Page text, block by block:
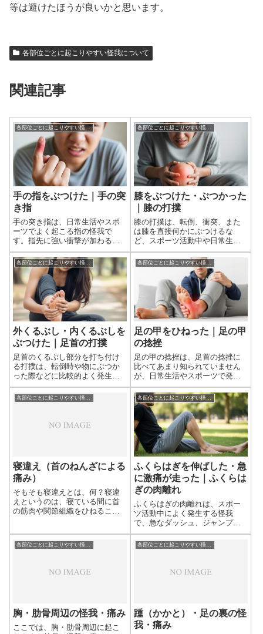
等は避けたほうが良いかと思います。
各部位ごとに起こりやすい怪我について
関連記事
各部位ごとに起こりやすい怪我について
手の指をぶつけた｜手の突
き指
手の突き指は、日常生活やスポ
ーツでよく起こる指の怪我で
す。指先に強い衝撃が加わるこ
とで発生し、軽いものから骨折
や脱臼を伴う重症なものまで
様々です。単なる「指を突いた
だけ」と軽視されがちですが、
適切な処置をしないと、指の変
形や機能障害といった...
各部位ごとに起こりやすい怪我について
膝をぶつけた・ぶつかった
｜膝の打撲
膝の打撲は、転倒、衝突、また
は膝を直接何かにぶつけるな
ど、スポーツ活動中や日常生活
で非常によく発生する怪我で
す。骨が比較的皮膚の表面に近
い位置にあるため、強い痛みや
腫れを伴いやすいです。また、
膝関節は複雑な構造を持つた
め、単なる打撲に留まら...
各部位ごとに起こりやすい怪我について
外くるぶし・内くるぶしを
ぶつけた｜足首の打撲
足首のくるぶし部分を打ち付け
る打撲は、転倒時や物にぶつか
った際などに比較的よく発生す
る怪我です。捻挫とは異なり、
直接的な外力によって組織が損
傷するもので、見た目以上に骨
いる可能性があるため、注意が
各部位ごとに起こりやすい怪我について
足の甲をひねった｜足の甲
の捻挫
足の甲の捻挫は、足首の捻挫に
比べてあまり知られていません
が、日常生活やスポーツで発生
することのある怪我です。足の
甲は多くの小さな骨と靭帯が複
雑に組み合わさっているため、
正しい理解と適切な初期対応が
非常に重要になります。足の甲
の捻挫についてど...
各部位ごとに起こりやすい怪我について
寝違え（首のねんざによる
痛み）
そもそも寝違えとは、何？寝違
えというのは、寝ている間に首
の筋肉や関節組織をひねること
うことで、筋肉や関節組織にダ
メージが入ってしまいます。筋
いっと伸ばされる...
各部位ごとに起こりやすい怪我について
ふくらはぎを伸ばした・急
に激痛が走った｜ふくらは
ぎの肉離れ
ふくらはぎの肉離れは、スポー
ツ活動中によく発生する怪我
で、急なダッシュ、ジャンプ、
方向転換などでふくらはぎの筋
肉が過度に伸ばされたり、急激
に収縮したりすることで起こり
しまうほどの激痛を伴うことも
各部位ごとに起こりやすい怪我について
胸・肋骨周辺の怪我・痛み
ここでは、胸・肋骨周辺に起こ
各部位ごとに起こりやすい怪我について
踵（かかと）・足の裏の怪
我・痛み